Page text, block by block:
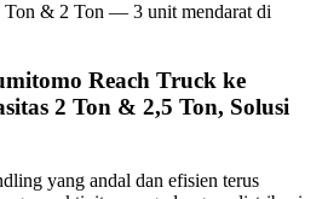
Ton & 2 Ton — 3 unit mendarat di
Reach Truck ke
2 Ton & 2,5 Ton, Solusi
yang andal dan efisien terus